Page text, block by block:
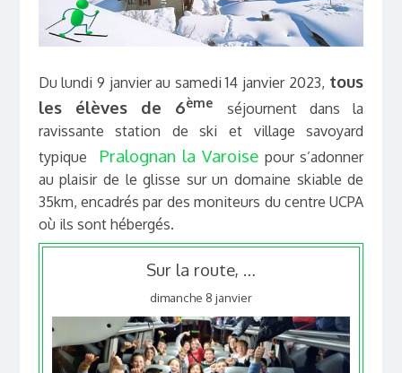
Du lundi 9 janvier au samedi 14 janvier 2023, tous
les élèves de 6ème
séjournent dans la
ravissante station de ski et village savoyard
typique
Pralognan la Varoise pour s’adonner
au plaisir de le glisse sur un domaine skiable de
35km, encadrés par des moniteurs du centre UCPA
où ils sont hébergés.
Sur la route, …
dimanche 8 janvier